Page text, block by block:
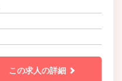
この求人の詳細